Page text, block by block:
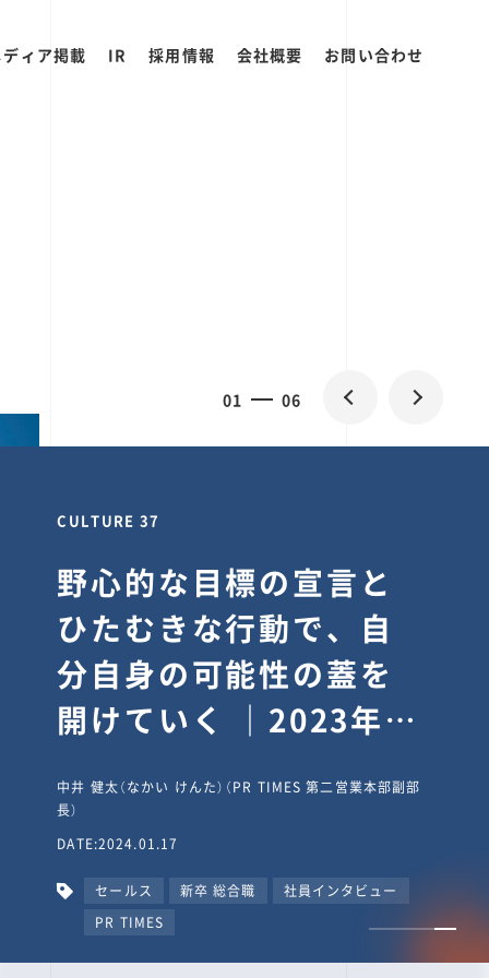
ィア掲載 IR 採用情報 会社概要 お問い合わせ
01 06